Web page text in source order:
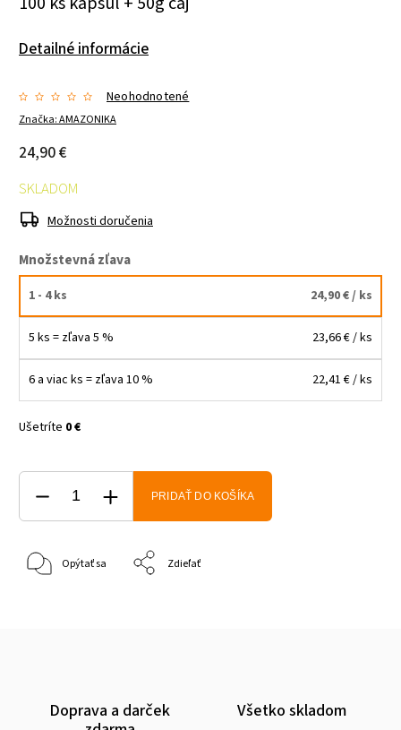
Detailné informácie
Značka:AMAZONIKA
Neohodnotené
24,90 €
SKLADOM
Možnosti doručenia
Množstevná zľava
1 - 4 ks 24,90 €/ ks
5 ks = zľava 5 % 23,66 €/ ks
6 a viac ks = zľava 10 % 22,41 €/ ks
Ušetríte 0 €
PRIDAŤ DO KOŠÍKA
Opýtať sa Zdieľať
Doprava a darček
Všetko skladom